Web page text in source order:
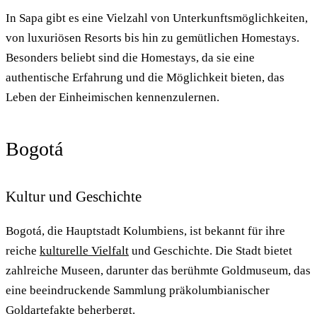
In Sapa gibt es eine Vielzahl von Unterkunftsmöglichkeiten,
von luxuriösen Resorts bis hin zu gemütlichen Homestays.
Besonders beliebt sind die Homestays, da sie eine
authentische Erfahrung und die Möglichkeit bieten, das
Leben der Einheimischen kennenzulernen.
Bogotá
Kultur und Geschichte
Bogotá, die Hauptstadt Kolumbiens, ist bekannt für ihre
reiche kulturelle Vielfalt und Geschichte. Die Stadt bietet
zahlreiche Museen, darunter das berühmte Goldmuseum, das
eine beeindruckende Sammlung präkolumbianischer
Goldartefakte beherbergt.